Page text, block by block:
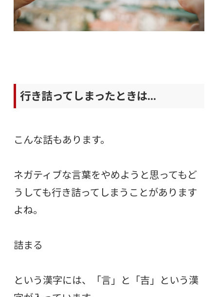
行き詰ってしまったときは…
こんな話もあります。
ネガティブな言葉をやめようと思ってもど
うしても行き詰ってしまうことがあります
よね。
詰まる
という漢字には、「言」と「吉」という漢